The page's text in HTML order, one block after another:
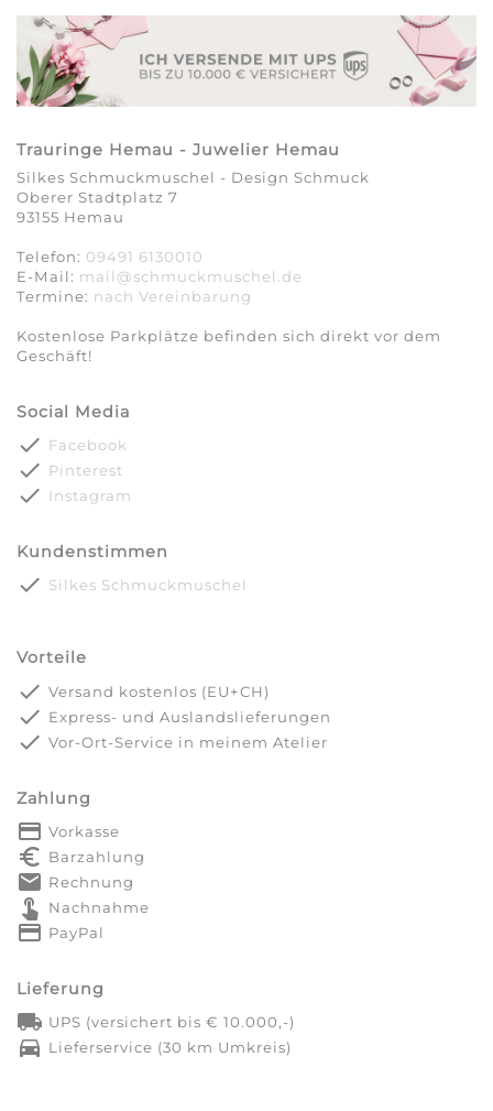
Trauringe Hemau - Juwelier Hemau
Silkes Schmuckmuschel - Design Schmuck
Oberer Stadtplatz 7
93155 Hemau
Telefon: 09491 6130010
E-Mail: mail@schmuckmuschel.de
Termine: nach Vereinbarung​​​​​​​
Kostenlose Parkplätze befinden sich direkt vor dem
Geschäft!
Social Media
done Facebook
done Pinterest
done Instagram
Kundenstimmen
done Silkes Schmuckmuschel
Vorteile
done Versand kostenlos (EU+CH)
done Express- und Auslandslieferungen
done Vor-Ort-Service in meinem Atelier
Zahlung
payment Vorkasse
euro_symbol Barzahlung
markunread Rechnung
touch_app Nachnahme
credit_card PayPal
Lieferung
local_shipping UPS (versichert bis € 10.000,-)
directions_car Lieferservice (30 km Umkreis)